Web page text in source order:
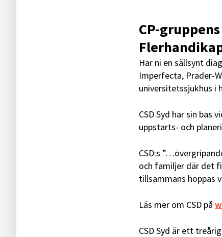
CP-
Har ni en sällsynt
Imperfecta, Prader-
universitetssjukhus i
CSD Syd har sin bas
uppstarts- och
CSD:s
och familjer där det
tillsammans hoppas
Läs mer om CSD på
CSD Syd är ett